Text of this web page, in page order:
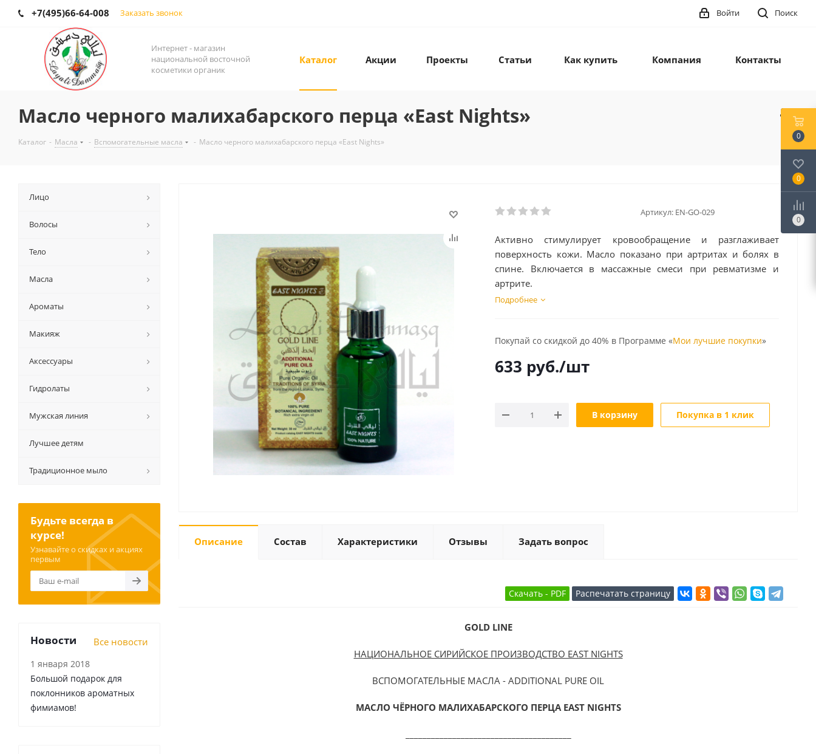
+7(495)66-64-008 Заказать звонок Поиск
Войти
Интернет - магазин
национальной восточной
косметики органик
Каталог Акции Проекты Статьи Как купить Компания Контакты
Масло черного малихабарского перца «East Nights»
Каталог - Масла - Вспомогательные масла - Масло черного малихабарского перца «East Nights»
Артикул: EN-GO-029
Активно стимулирует кровообращение и разглаживает
поверхность кожи. Масло показано при артритах и болях в
спине. Включается в массажные смеси при ревматизме и
артрите.
Подробнее
Покупай со скидкой до 40% в Программе «Мои лучшие покупки»
633 руб./шт
В корзину Покупка в 1 клик
Описание Состав Характеристики Отзывы Задать вопрос
GOLD LINE
НАЦИОНАЛЬНОЕ СИРИЙСКОЕ ПРОИЗВОДСТВО EAST NIGHTS
ВСПОМОГАТЕЛЬНЫЕ МАСЛА - ADDITIONAL PURE OIL
МАСЛО ЧЁРНОГО МАЛИХАБАРСКОГО ПЕРЦА EAST NIGHTS
Лицо
Волосы
Тело
Масла
Ароматы
Макияж
Аксессуары
Гидролаты
Мужская линия
Лучшее детям
Традиционное мыло
Будьте всегда в
курсе!
Узнавайте о скидках и акциях
первым
Новости Все новости
1 января 2018
Большой подарок для
поклонников ароматных
фимиамов!
0
0
0